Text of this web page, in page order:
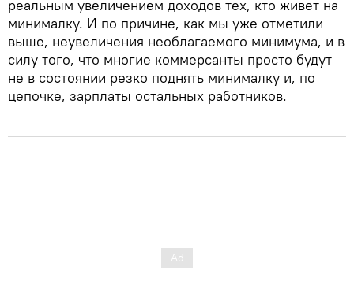
реальным увеличением доходов тех, кто живет на
минималку. И по причине, как мы уже отметили
выше, неувеличения необлагаемого минимума, и в
силу того, что многие коммерсанты просто будут
не в состоянии резко поднять минималку и, по
цепочке, зарплаты остальных работников.